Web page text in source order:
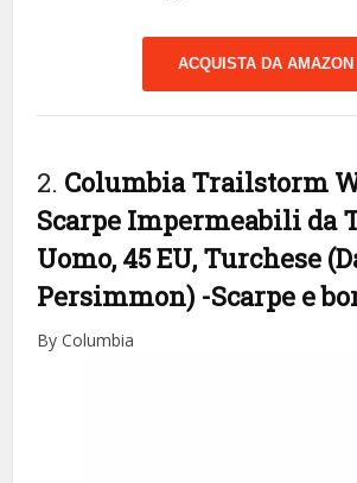
ACQUISTA DA AMAZON
2. Columbia Trailstorm
Scarpe Impermeabili da
Uomo, 45 EU, Turchese
Persimmon) -Scarpe e
By Columbia